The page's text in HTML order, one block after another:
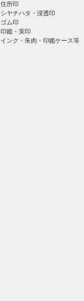
住所印
シヤチハタ・浸透印
ゴム印
印鑑・実印
インク・朱肉・印鑑ケース等